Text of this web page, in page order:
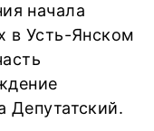
начала
в Усть-Янском
Депутатский.